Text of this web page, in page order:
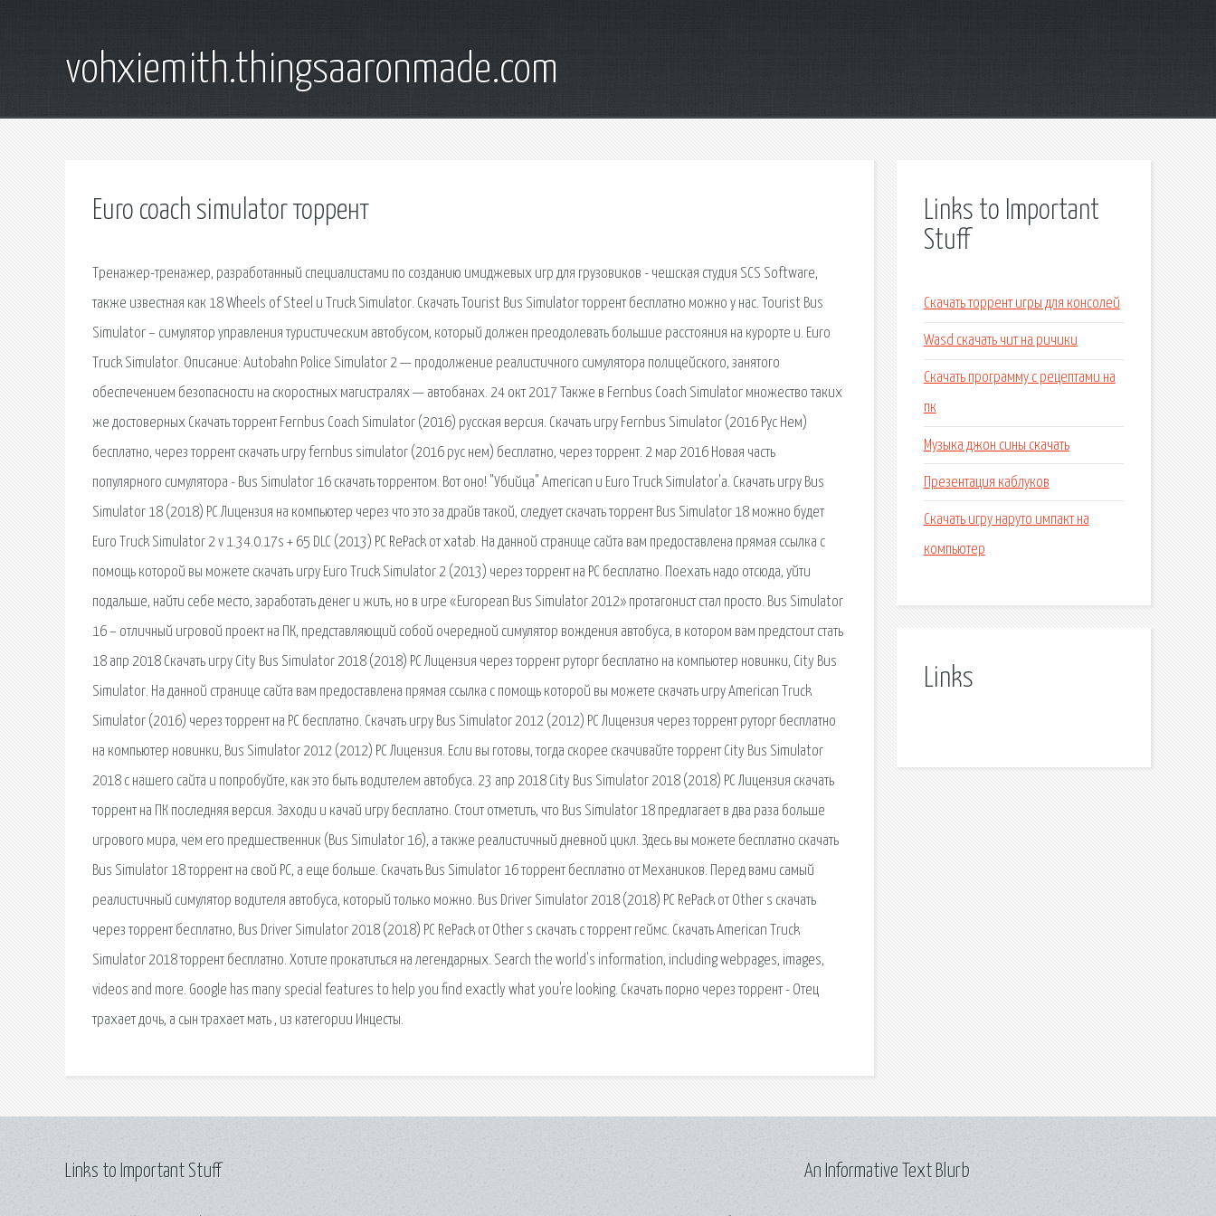
vohxiemith.thingsaaronmade.com
Euro coach simulator торрент
Тренажер-тренажер, разработанный специалистами по созданию имиджевых игр для грузовиков - чешская студия SCS Software,
также известная как 18 Wheels of Steel и Truck Simulator. Скачать Tourist Bus Simulator торрент бесплатно можно у нас. Tourist Bus
Simulator – симулятор управления туристическим автобусом, который должен преодолевать большие расстояния на курорте и. Euro
Truck Simulator. Описание: Autobahn Police Simulator 2 — продолжение реалистичного симулятора полицейского, занятого
обеспечением безопасности на скоростных магистралях — автобанах. 24 окт 2017 Также в Fernbus Coach Simulator множество таких
же достоверных Скачать торрент Fernbus Coach Simulator (2016) русская версия. Скачать игру Fernbus Simulator (2016 Рус Нем)
бесплатно, через торрент скачать игру fernbus simulator (2016 рус нем) бесплатно, через торрент. 2 мар 2016 Новая часть
популярного симулятора - Bus Simulator 16 скачать торрентом. Вот оно! "Убийца" American и Euro Truck Simulator'а. Скачать игру Bus
Simulator 18 (2018) PC Лицензия на компьютер через что это за драйв такой, следует скачать торрент Bus Simulator 18 можно будет
Euro Truck Simulator 2 v 1.34.0.17s + 65 DLC (2013) PC RePack от xatab. На данной странице сайта вам предоставлена прямая ссылка с
помощь которой вы можете скачать игру Euro Truck Simulator 2 (2013) через торрент на PC бесплатно. Поехать надо отсюда, уйти
подальше, найти себе место, заработать денег и жить, но в игре «European Bus Simulator 2012» протагонист стал просто. Bus Simulator
16 – отличный игровой проект на ПК, представляющий собой очередной симулятор вождения автобуса, в котором вам предстоит стать
18 апр 2018 Скачать игру City Bus Simulator 2018 (2018) PC Лицензия через торрент руторг бесплатно на компьютер новинки, City Bus
Simulator. На данной странице сайта вам предоставлена прямая ссылка с помощь которой вы можете скачать игру American Truck
Simulator (2016) через торрент на PC бесплатно. Скачать игру Bus Simulator 2012 (2012) PC Лицензия через торрент руторг бесплатно
на компьютер новинки, Bus Simulator 2012 (2012) PC Лицензия. Если вы готовы, тогда скорее скачивайте торрент City Bus Simulator
2018 с нашего сайта и попробуйте, как это быть водителем автобуса. 23 апр 2018 City Bus Simulator 2018 (2018) PC Лицензия скачать
торрент на ПК последняя версия. Заходи и качай игру бесплатно. Стоит отметить, что Bus Simulator 18 предлагает в два раза больше
игрового мира, чем его предшественник (Bus Simulator 16), а также реалистичный дневной цикл. Здесь вы можете бесплатно скачать
Bus Simulator 18 торрент на свой PC, а еще больше. Скачать Bus Simulator 16 торрент бесплатно от Механиков. Перед вами самый
реалистичный симулятор водителя автобуса, который только можно. Bus Driver Simulator 2018 (2018) PC RePack от Other s скачать
через торрент бесплатно, Bus Driver Simulator 2018 (2018) PC RePack от Other s скачать с торрент геймс. Скачать American Truck
Simulator 2018 торрент бесплатно. Хотите прокатиться на легендарных. Search the world's information, including webpages, images,
videos and more. Google has many special features to help you find exactly what you're looking. Скачать порно через торрент - Отец
трахает дочь, а сын трахает мать , из категории Инцесты.
Links to Important
Stuff
Скачать торрент игры для консолей
Wasd скачать чит на ричики
Скачать программу с рецептами на
пк
Музыка джон сины скачать
Презентация каблуков
Скачать игру наруто импакт на
компьютер
Links
Links to Important Stuff An Informative Text Blurb